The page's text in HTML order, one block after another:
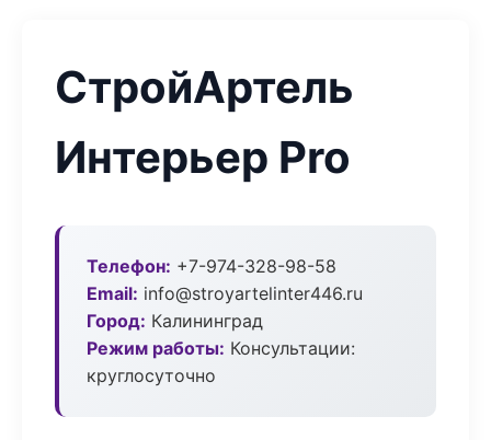
СтройАртель
Интерьер Pro
Телефон: +7-974-328-98-58
Email: info@stroyartelinter446.ru
Город: Калининград
Режим работы: Консультации:
круглосуточно